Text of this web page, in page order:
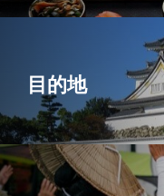
目的地